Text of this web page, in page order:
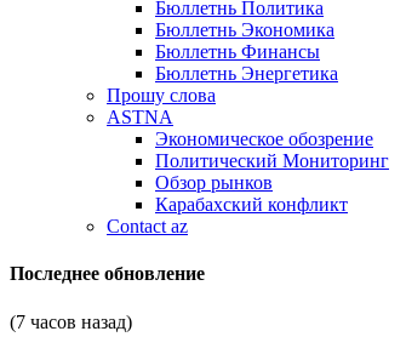
Бюллетнь Политика
Бюллетнь Экономика
Бюллетнь Финансы
Бюллетнь Энергетика
Прошу слова
ASTNA
Экономическое обозрение
Политический Мониторинг
Обзор рынков
Карабахский конфликт
Contact az
Последнее обновление
(7 часов назад)